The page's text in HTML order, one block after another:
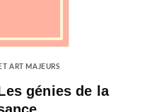
ART MAJEURS
génies de la